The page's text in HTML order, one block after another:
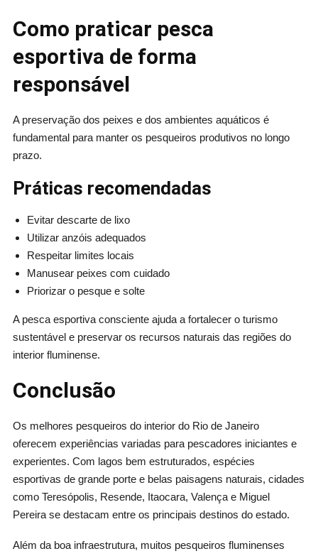
Como praticar pesca
esportiva de forma
responsável
A preservação dos peixes e dos ambientes aquáticos é
fundamental para manter os pesqueiros produtivos no longo
prazo.
Práticas recomendadas
Evitar descarte de lixo
Utilizar anzóis adequados
Respeitar limites locais
Manusear peixes com cuidado
Priorizar o pesque e solte
A pesca esportiva consciente ajuda a fortalecer o turismo
sustentável e preservar os recursos naturais das regiões do
interior fluminense.
Conclusão
Os melhores pesqueiros do interior do Rio de Janeiro
oferecem experiências variadas para pescadores iniciantes e
experientes. Com lagos bem estruturados, espécies
esportivas de grande porte e belas paisagens naturais, cidades
como Teresópolis, Resende, Itaocara, Valença e Miguel
Pereira se destacam entre os principais destinos do estado.
Além da boa infraestrutura, muitos pesqueiros fluminenses